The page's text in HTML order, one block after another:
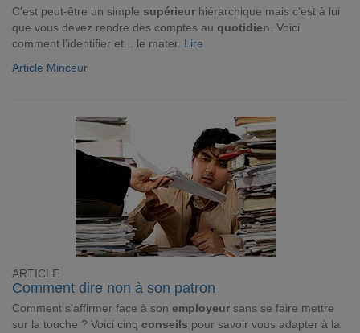
C'est peut-être un simple supérieur hiérarchique mais c'est à lui
que vous devez rendre des comptes au quotidien . Voici
comment l'identifier et... le mater. Lire
Article Minceur
ARTICLE
Comment dire non à son patron
Comment s'affirmer face à son employeur sans se faire mettre
sur la touche ? Voici cinq conseils pour savoir vous adapter à la